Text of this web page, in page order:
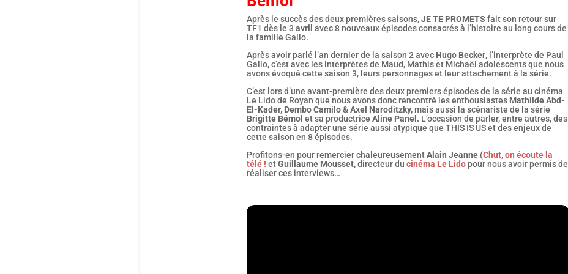
Après le succès des deux premières saisons,JE TE PROMETS fait son retour sur
TF1 dès le 3 avril avec 8 nouveaux épisodes consacrés à l’histoire au long cours de
la famille Gallo.
Après avoir parlé l’an dernier de la saison 2 avec Hugo Becker, l’interprète de Paul
Gallo, c’est avec les interprètes de Maud, Mathis et Michaël adolescents que nous
avons évoqué cette saison 3, leurs personnages et leur attachement à la série.
C’est lors d’une avant-première des deux premiers épisodes de la série au cinéma
Le Lido de Royan que nous avons donc rencontré les enthousiastes Mathilde Abd-
El-Kader, Dembo Camilo&Axel Naroditzky,mais aussi la scénariste de la série
Brigitte Bémol et sa productrice Aline Panel. L’occasion de parler, entre autres, des
contraintes à adapter une série aussi atypique que THIS IS US et des enjeux de
cette saison en 8 épisodes.
Profitons-en pour remercier chaleureusementAlain Jeanne(Chut, on écoute la
télé ! etGuillaume Mousset,directeur du cinéma Le Lidopour nous avoir permis de
réaliser ces interviews…